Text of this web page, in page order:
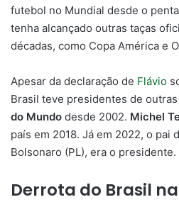
futebol no Mundial desde o
tenha alcançado outras taças
décadas, como Copa América e
Apesar da declaração de Flávio
Brasil teve presidentes de
do Mundo desde 2002. Michel
país em 2018. Já em 2022, o pai
Bolsonaro (PL), era o presidente.
Derrota do Brasil